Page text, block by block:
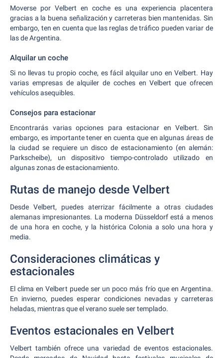
Moverse por Velbert en coche es una experiencia placentera
gracias a la buena señalización y carreteras bien mantenidas. Sin
embargo, ten en cuenta que las reglas de tráfico pueden variar de
las de Argentina.
Alquilar un coche
Si no llevas tu propio coche, es fácil alquilar uno en Velbert. Hay
varias empresas de alquiler de coches en Velbert que ofrecen
vehículos asequibles.
Consejos para estacionar
Encontrarás varias opciones para estacionar en Velbert. Sin
embargo, es importante tener en cuenta que en algunas áreas de
la ciudad se requiere un disco de estacionamiento (en alemán:
Parkscheibe), un dispositivo tiempo-controlado utilizado en
algunas zonas de estacionamiento.
Rutas de manejo desde Velbert
Desde Velbert, puedes aterrizar fácilmente a otras ciudades
alemanas impresionantes. La moderna Düsseldorf está a menos
de una hora en coche, y la histórica Colonia a solo una hora y
media.
Consideraciones climáticas y
estacionales
El clima en Velbert puede ser un poco más frío que en Argentina.
En invierno, puedes esperar condiciones nevadas y carreteras
heladas, mientras que el verano suele ser templado.
Eventos estacionales en Velbert
Velbert también ofrece una variedad de eventos estacionales.